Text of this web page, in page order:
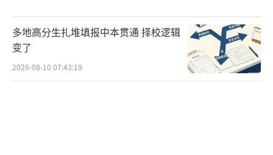
多地高分生扎堆填报中本贯通 择校逻辑
变了
2026-08-10 07:43:19